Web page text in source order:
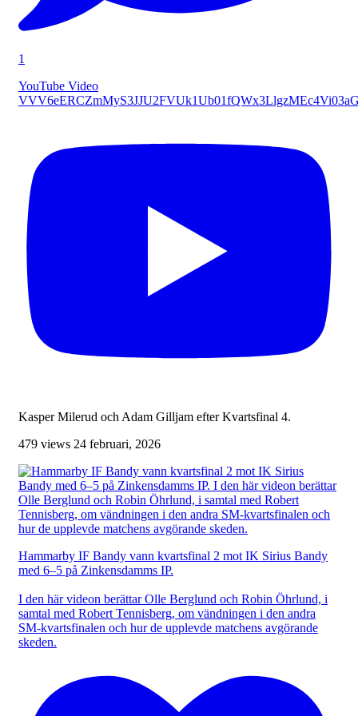
1
YouTube Video
Kasper Milerud och Adam Gilljam efter Kvartsfinal 4.
479 views 24 februari, 2026
Hammarby IF Bandy vann kvartsfinal 2 mot IK Sirius Bandy
med 6–5 på Zinkensdamms IP.
I den här videon berättar Olle Berglund och Robin Öhrlund, i
samtal med Robert Tennisberg, om vändningen i den andra
SM-kvartsfinalen och hur de upplevde matchens avgörande
skeden.